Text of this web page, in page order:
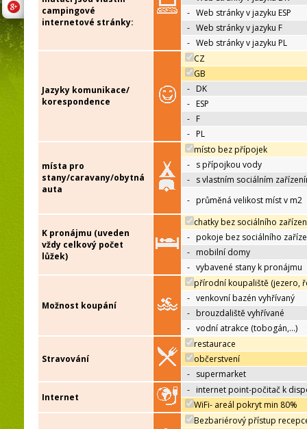
campingové
internetové stránky:
- Web stránky v jazyku ESP
- Web stránky v jazyku F
- Web stránky v jazyku PL
Jazyky komunikace/
korespondence
CZ
GB
- DK
- ESP
- F
- PL
místa pro
stany/caravany/obytná
auta
místo bez přípojek
- s přípojkou vody
- s vlastním sociálním
- průměná velikost míst v m2
K pronájmu (uveden
vždy celkový počet
lůžek)
chatky bez sociálního
- pokoje bez sociálního
- mobilní domy
- vybavené stany k pronájmu
Možnost koupání
přírodní koupaliště (jezero,
- venkovní bazén vyhřívaný
- brouzdaliště vyhřívané
- vodní atrakce (tobogán,…)
Stravování
restaurace
občerstvení
- supermarket
Internet
- internet point-počitač k
WiFi- areál pokryt min 80%
Bezbariérový přístup